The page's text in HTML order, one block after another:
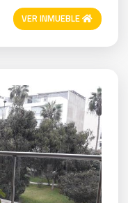
VER INMUEBLE